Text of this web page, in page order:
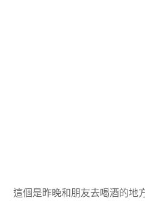
這個是昨晚和朋友去喝酒的地